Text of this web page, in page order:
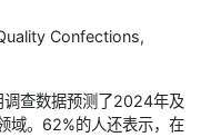
Confections,
查数据预测了2024年及
域。62%的人还表示，在